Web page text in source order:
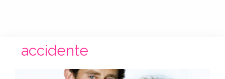
accidente